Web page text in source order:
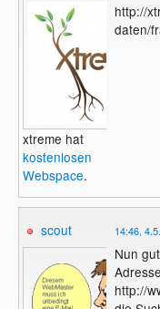
xtreme hat
kostenlosen
Webspace.
http://
daten/
scout 14:46,
Nun
http://